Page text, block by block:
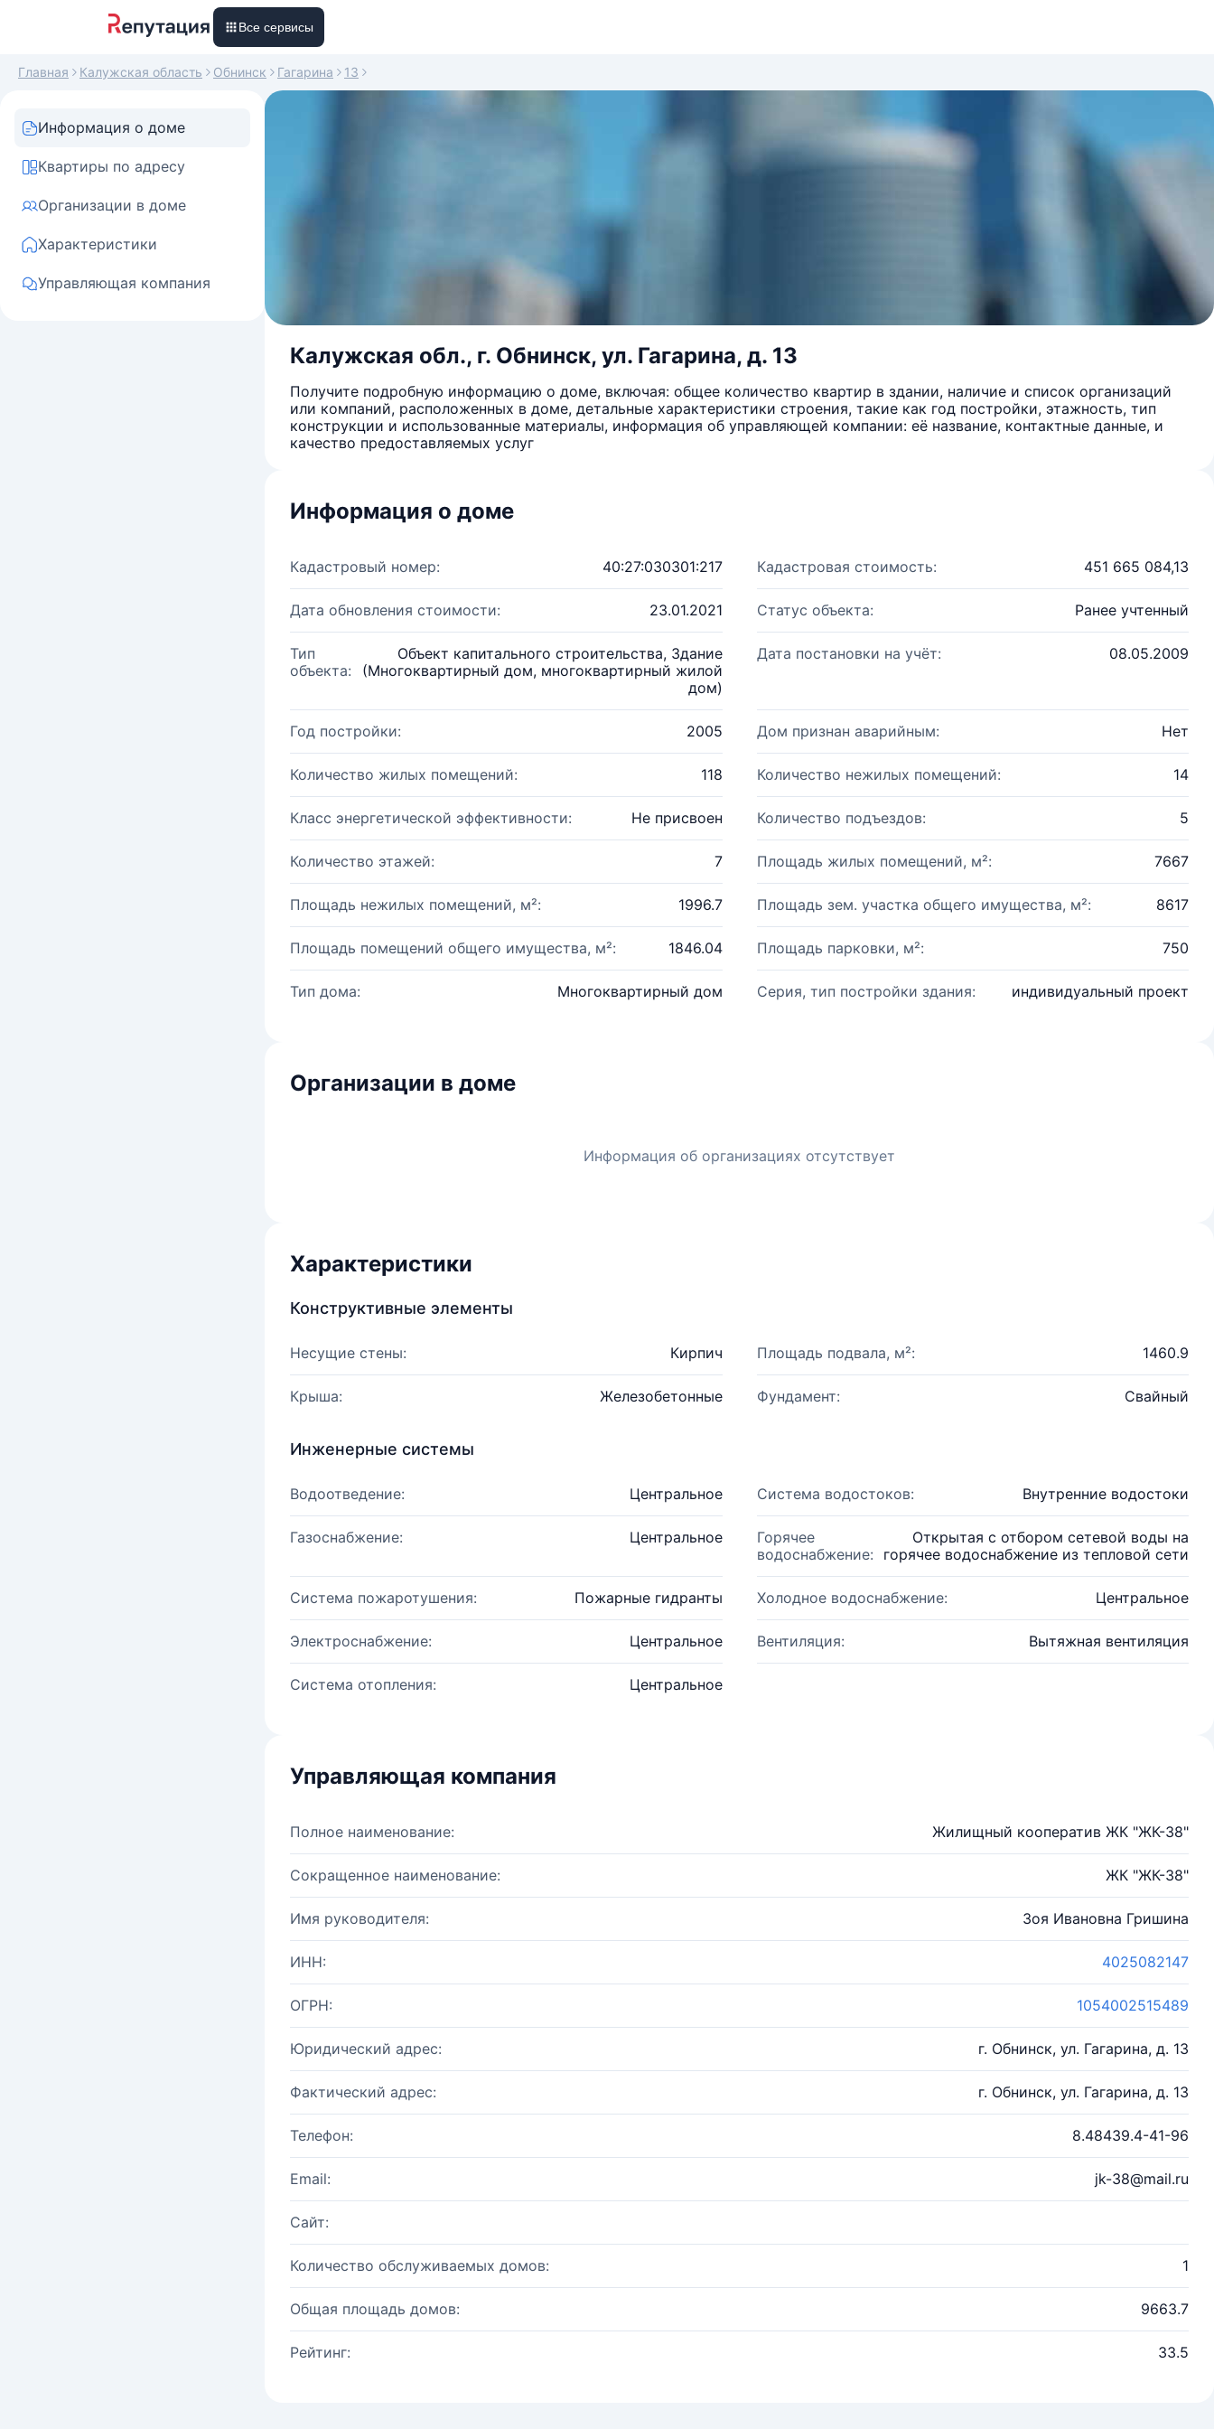
Все сервисы
Главная Калужская область Обнинск Гагарина 13
Информация о доме
Квартиры по адресу
Организации в доме
Характеристики
Управляющая компания
Калужская обл., г. Обнинск, ул. Гагарина, д. 13
Получите подробную информацию о доме, включая: общее количество квартир в здании, наличие и список организаций
или компаний, расположенных в доме, детальные характеристики строения, такие как год постройки, этажность, тип
конструкции и использованные материалы, информация об управляющей компании: её название, контактные данные, и
качество предоставляемых услуг
Информация о доме
Кадастровый номер: 40:27:030301:217 Кадастровая стоимость: 451 665 084,13
Дата обновления стоимости: 23.01.2021 Статус объекта: Ранее учтенный
Тип
объекта:
Объект капитального строительства, Здание
(Многоквартирный дом, многоквартирный жилой
дом)
Дата постановки на учёт: 08.05.2009
Год постройки: 2005 Дом признан аварийным: Нет
Количество жилых помещений: 118 Количество нежилых помещений: 14
Класс энергетической эффективности: Не присвоен Количество подъездов: 5
Количество этажей: 7 Площадь жилых помещений, м²: 7667
Площадь нежилых помещений, м²: 1996.7 Площадь зем. участка общего имущества, м²: 8617
Площадь помещений общего имущества, м²: 1846.04 Площадь парковки, м²: 750
Тип дома: Многоквартирный дом Серия, тип постройки здания: индивидуальный проект
Организации в доме
Информация об организациях отсутствует
Характеристики
Конструктивные элементы
Несущие стены: Кирпич Площадь подвала, м²: 1460.9
Крыша: Железобетонные Фундамент: Свайный
Инженерные системы
Водоотведение: Центральное Система водостоков: Внутренние водостоки
Газоснабжение: Центральное
Горячее
водоснабжение:
Открытая с отбором сетевой воды на
горячее водоснабжение из тепловой сети
Система пожаротушения: Пожарные гидранты Холодное водоснабжение: Центральное
Электроснабжение: Центральное Вентиляция: Вытяжная вентиляция
Система отопления: Центральное
Управляющая компания
Полное наименование: Жилищный кооператив ЖК "ЖК-38"
Сокращенное наименование: ЖК "ЖК-38"
Имя руководителя: Зоя Ивановна Гришина
ИНН: 4025082147
ОГРН: 1054002515489
Юридический адрес: г. Обнинск, ул. Гагарина, д. 13
Фактический адрес: г. Обнинск, ул. Гагарина, д. 13
Телефон: 8.48439.4-41-96
Email: jk-38@mail.ru
Сайт:
Количество обслуживаемых домов: 1
Общая площадь домов: 9663.7
Рейтинг: 33.5